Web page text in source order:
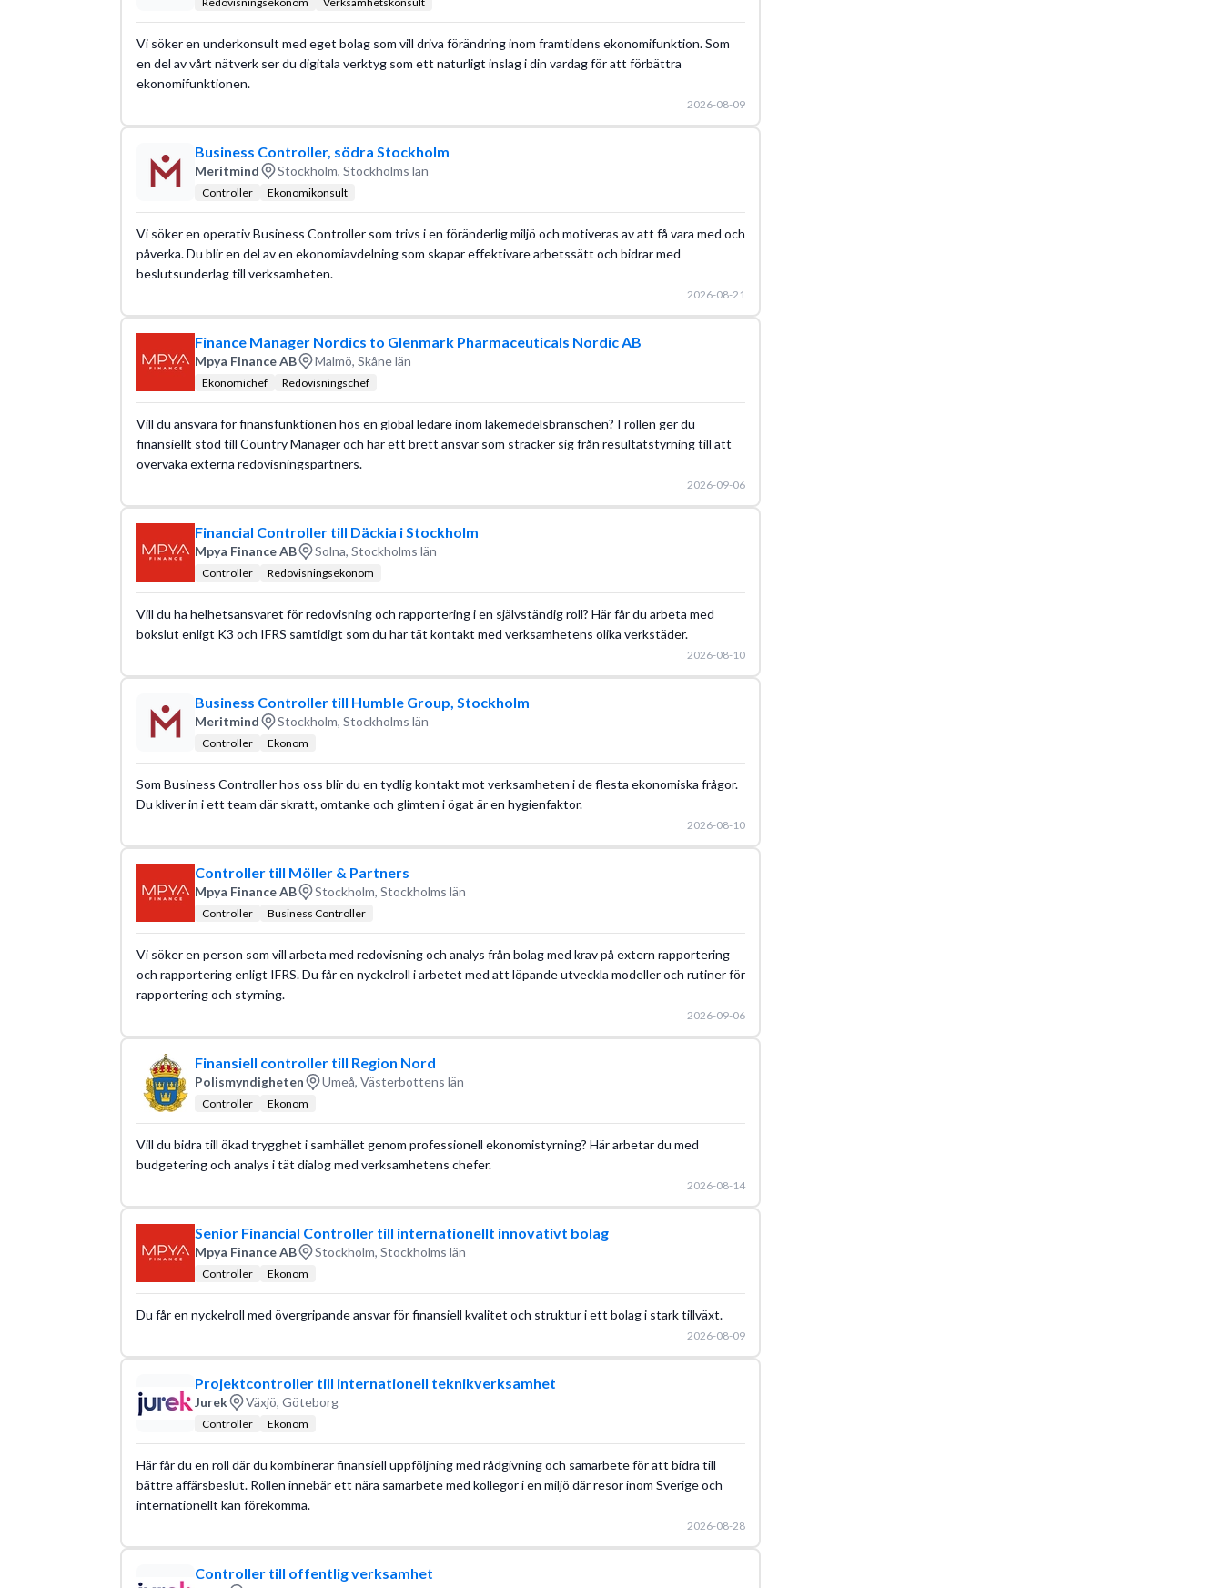
Vi söker en underkonsult med eget bolag som vill driva förändring inom framtidens ekonomifunktion. Som
en del av vårt nätverk ser du digitala verktyg som ett naturligt inslag i din vardag för att förbättra
ekonomifunktionen.
2026-08-09
Business Controller, södra Stockholm
Meritmind Stockholm, Stockholms län
Controller Ekonomikonsult
Vi söker en operativ Business Controller som trivs i en föränderlig miljö och motiveras av att få vara med och
påverka. Du blir en del av en ekonomiavdelning som skapar effektivare arbetssätt och bidrar med
beslutsunderlag till verksamheten.
2026-08-21
Finance Manager Nordics to Glenmark Pharmaceuticals Nordic AB
Mpya Finance AB Malmö, Skåne län
Ekonomichef Redovisningschef
Vill du ansvara för finansfunktionen hos en global ledare inom läkemedelsbranschen? I rollen ger du
finansiellt stöd till Country Manager och har ett brett ansvar som sträcker sig från resultatstyrning till att
övervaka externa redovisningspartners.
2026-09-06
Financial Controller till Däckia i Stockholm
Mpya Finance AB Solna, Stockholms län
Controller Redovisningsekonom
Vill du ha helhetsansvaret för redovisning och rapportering i en självständig roll? Här får du arbeta med
bokslut enligt K3 och IFRS samtidigt som du har tät kontakt med verksamhetens olika verkstäder.
2026-08-10
Business Controller till Humble Group, Stockholm
Meritmind Stockholm, Stockholms län
Controller Ekonom
Som Business Controller hos oss blir du en tydlig kontakt mot verksamheten i de flesta ekonomiska frågor.
Du kliver in i ett team där skratt, omtanke och glimten i ögat är en hygienfaktor.
2026-08-10
Controller till Möller & Partners
Mpya Finance AB Stockholm, Stockholms län
Controller Business Controller
Vi söker en person som vill arbeta med redovisning och analys från bolag med krav på extern rapportering
och rapportering enligt IFRS. Du får en nyckelroll i arbetet med att löpande utveckla modeller och rutiner för
rapportering och styrning.
2026-09-06
Finansiell controller till Region Nord
Polismyndigheten Umeå, Västerbottens län
Controller Ekonom
Vill du bidra till ökad trygghet i samhället genom professionell ekonomistyrning? Här arbetar du med
budgetering och analys i tät dialog med verksamhetens chefer.
2026-08-14
Senior Financial Controller till internationellt innovativt bolag
Mpya Finance AB Stockholm, Stockholms län
Controller Ekonom
Du får en nyckelroll med övergripande ansvar för finansiell kvalitet och struktur i ett bolag i stark tillväxt.
2026-08-09
Projektcontroller till internationell teknikverksamhet
Jurek Växjö, Göteborg
Controller Ekonom
Här får du en roll där du kombinerar finansiell uppföljning med rådgivning och samarbete för att bidra till
bättre affärsbeslut. Rollen innebär ett nära samarbete med kollegor i en miljö där resor inom Sverige och
internationellt kan förekomma.
2026-08-28
Controller till offentlig verksamhet